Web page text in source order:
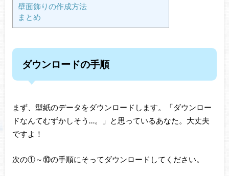
壁面飾りの作成方法
まとめ
ダウンロードの手順
まず、型紙のデータをダウンロードします。「ダウンロー
ドなんてむずかしそう…。」と思っているあなた。大丈夫
ですよ！
次の①～⑩の手順にそってダウンロードしてください。